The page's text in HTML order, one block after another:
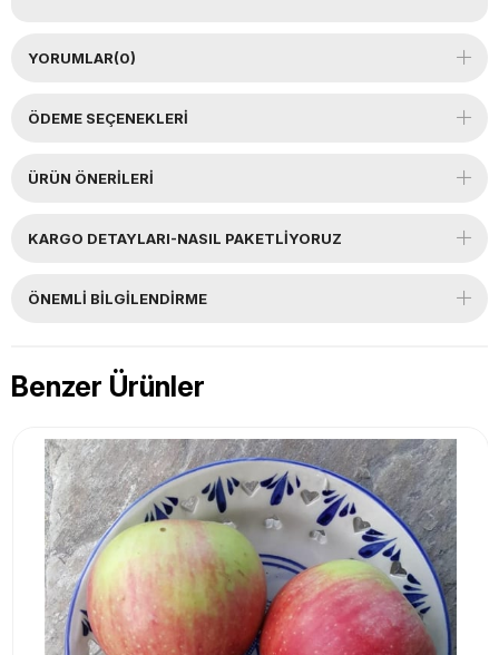
YORUMLAR(0)
ÖDEME SEÇENEKLERI
ÜRÜN ÖNERILERI
KARGO DETAYLARI-NASIL PAKETLİYORUZ
ÖNEMLI BILGILENDIRME
Benzer Ürünler